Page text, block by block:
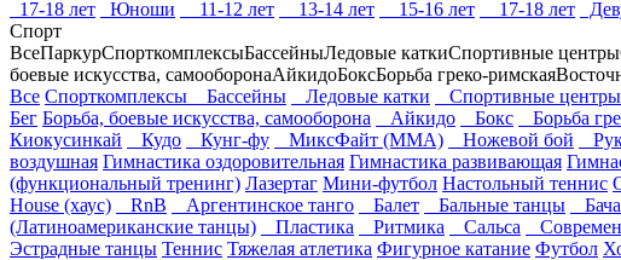
17-18 лет
Юноши 11-12 лет 13-14 лет 15-16 лет 17-18 лет
Спорт
ВсеПаркурСпорткомплексыБассейныЛедовые каткиСпортивные центры
боевые искусства, самооборонаАйкидоБоксБорьба греко-римская
Все Спорткомплексы Бассейны Ледовые катки Спортивные центры
Бег Борьба, боевые искусства, самооборона Айкидо Бокс Борьба
Киокусинкай
Кудо Кунг-фу МиксФайт (ММА) Ножевой бой
воздушная Гимнастика оздоровительная Гимнастика развивающая
(функциональный тренинг) Лазертаг Мини-футбол Настольный теннис
House (хаус)
RnB Аргентинское танго Балет Бальные танцы
(Латиноамериканские танцы)
Пластика Ритмика Сальса
Эстрадные танцы Теннис Тяжелая атлетика Фигурное катание Футбол